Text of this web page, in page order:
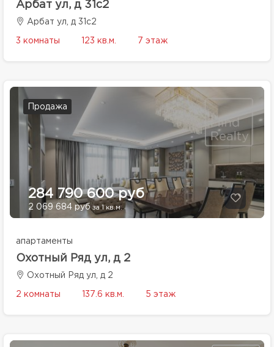
Арбат ул, д 31с2
Арбат ул, д 31с2
3 комнаты 123 кв.м. 7 этаж
Продажа
284 790 600 руб
2 069 684 рубза 1 кв.м.
апартаменты
Охотный Ряд ул, д 2
Охотный Ряд ул, д 2
2 комнаты 137.6 кв.м. 5 этаж